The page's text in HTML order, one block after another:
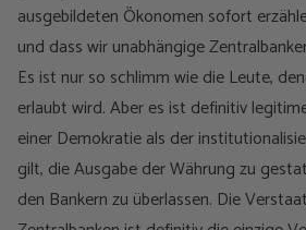
ausgebildeten Ökonomen sofort
und dass wir unabhängige
Es ist nur so schlimm wie die Leute,
erlaubt wird. Aber es ist definitiv
einer Demokratie als der
gilt, die Ausgabe der Währung zu
den Bankern zu überlassen. Die